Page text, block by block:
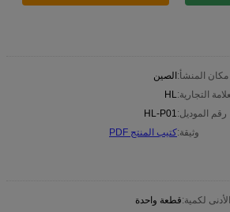
مكان المنشأ:الصين
التجارية:HL
رقم الموديل:HL-P01
وثيقة:كتيب المنتج PDF
لكمية:قطعة واحدة